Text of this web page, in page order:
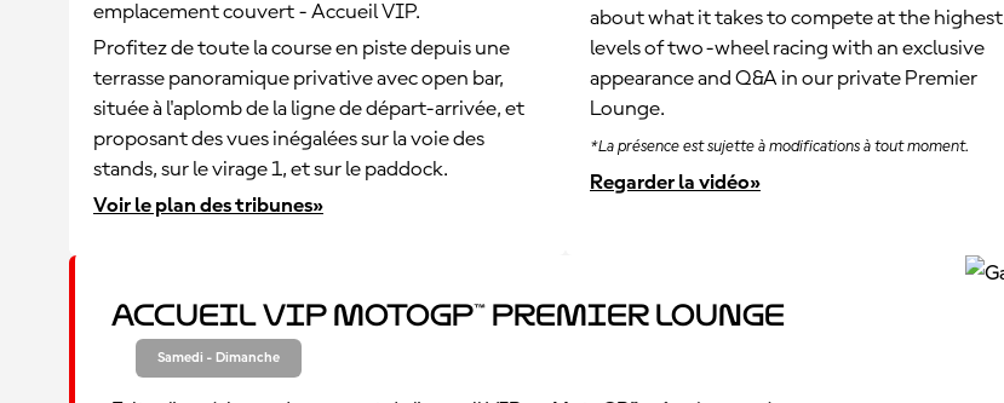
emplacement couvert - Accueil VIP.
Profitez de toute la course en piste depuis une
terrasse panoramique privative avec open bar,
située à l'aplomb de la ligne de départ-arrivée, et
proposant des vues inégalées sur la voie des
stands, sur le virage 1, et sur le paddock.
Voir le plan des tribunes»
about what it takes to compete at the highest
levels of two-wheel racing with an exclusive
appearance and Q&A in our private Premier
Lounge.
*La présence est sujette à modifications à tout moment.
Regarder la vidéo»
Accueil VIP MotoGP™ Premier Lounge
Samedi - Dimanche